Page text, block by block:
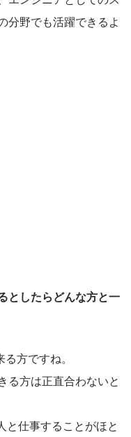
分野でも活躍できるよ
としたらどんな方と一
方ですね。
る方は正直合わないと
と仕事することがほと